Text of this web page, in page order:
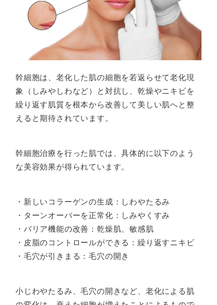
幹細胞は、老化した肌の細胞を若返らせて老化現
象（しみやしわなど）と対抗し、乾燥やニキビを
繰り返す肌質を根本から改善して美しい肌へと整
えると期待されています。
幹細胞治療を行った肌では、具体的に以下のよう
な美容効果が得られています。
・新しいコラーゲンの生成：しわやたるみ
・ターンオーバーを正常化：しみやくすみ
・バリア機能の改善：乾燥肌、敏感肌
・皮脂のコントロールができる：繰り返すニキビ
・毛穴が引きまる：毛穴の開き
小じわやたるみ、毛穴の開きなど、老化による肌